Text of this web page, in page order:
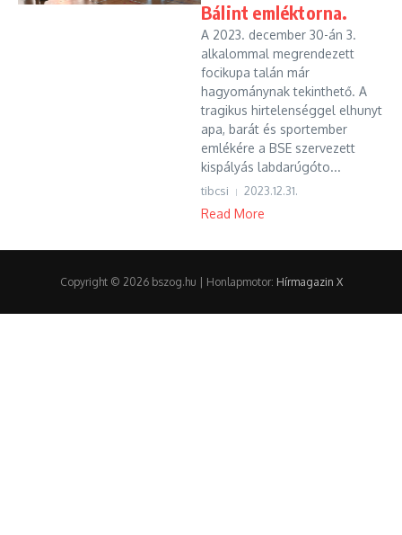
Bálint emléktorna.
A 2023. december 30-án 3.
alkalommal megrendezett
focikupa talán már
hagyománynak tekinthető. A
tragikus hirtelenséggel elhunyt
apa, barát és sportember
emlékére a BSE szervezett
kispályás labdarúgóto...
tibcsi 2023.12.31.
Read More
Copyright © 2026 bszog.hu | Honlapmotor: Hírmagazin X